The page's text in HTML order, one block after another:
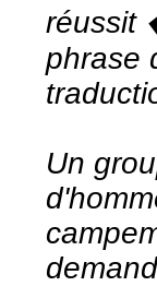
réussit
phrase
Un